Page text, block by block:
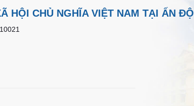
HỘI CHỦ NGHĨA VIỆT NAM TẠI ẤN ĐỘ